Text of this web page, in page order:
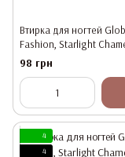
Втирка для ногтей
Fashion, Starlight
Powder 01 K155
98 грн
4
4